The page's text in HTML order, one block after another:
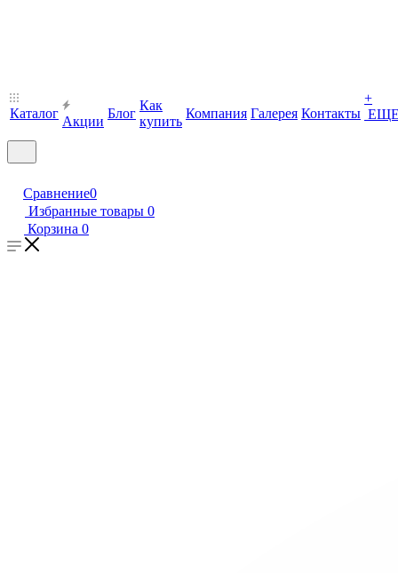
Каталог
Акции
Блог
Как
купить
Компания Галерея Контакты
+
Сравнение0
Избранные товары 0
Корзина 0